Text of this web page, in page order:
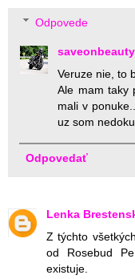
Odpovede
saveonbeauty
Veruze nie, to
Ale mam taky
mali v
uz som
Odpovedať
Lenka
Z týchto
od Rosebud
existuje.